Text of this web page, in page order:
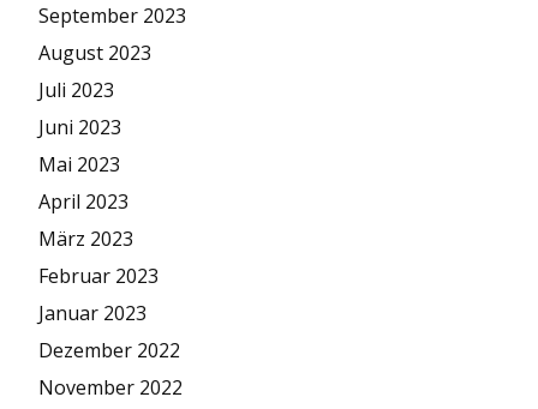
September 2023
August 2023
Juli 2023
Juni 2023
Mai 2023
April 2023
März 2023
Februar 2023
Januar 2023
Dezember 2022
November 2022